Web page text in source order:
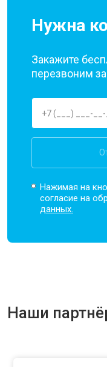
Нужна
Закажите
перезвоним
Нажимая на
согласие на
данных.
Наши